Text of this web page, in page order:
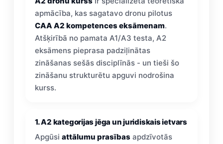
apmācība, kas sagatavo dronu pilotus
CAA A2 kompetences eksāmenam.
Atšķirībā no pamata A1/A3 testa, A2
eksāmens pieprasa padziļinātas
zināšanas sešās disciplīnās - un tieši šo
zināšanu strukturētu apguvi nodrošina
kurss.
1. A2 kategorijas jēga un juridiskais ietvars
Apgūsi attālumu prasības apdzīvotās